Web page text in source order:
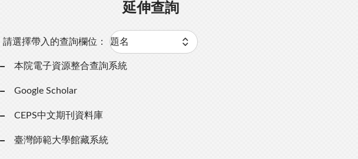
延伸查詢
請選擇帶入的查詢欄位：
本院電子資源整合查詢系統
Google Scholar
CEPS中文期刊資料庫
臺灣師範大學館藏系統